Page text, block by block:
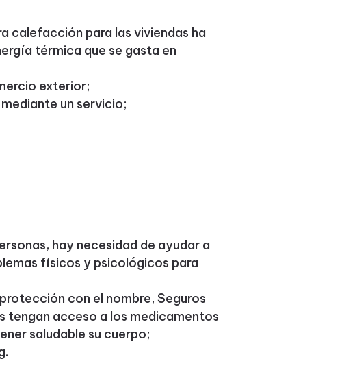
calefacción para las viviendas ha
térmica que se gasta en
exterior;
un servicio;
hay necesidad de ayudar a
físicos y psicológicos para
con el nombre, Seguros
tengan acceso a los medicamentos
saludable su cuerpo;